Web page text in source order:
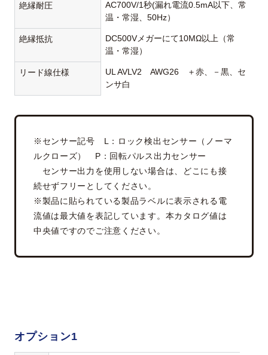
絶縁耐圧
AC700V/1秒(漏れ電流0.5mA以下、常
温・常湿、50Hz）
絶縁抵抗
DC500Vメガーにて10MΩ以上（常
温・常湿）
リード線仕様
UL AVLV2 AWG26 ＋赤、－黒、セ
ンサ白
※センサー記号 L：ロック検出センサー（ノーマ
ルクローズ） P：回転パルス出力センサー
センサー出力を使用しない場合は、どこにも接
続せずフリーとしてください。
※製品に貼られている製品ラベルに表示される電
流値は最大値を表記しています。本カタログ値は
中央値ですのでご注意ください。
オプション1